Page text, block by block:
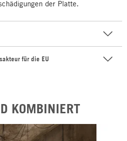
der Platte.
für die EU
KOMBINIERT